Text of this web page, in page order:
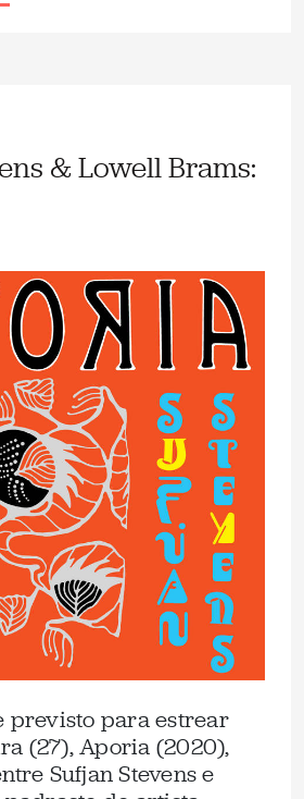
& Lowell Brams:
previsto para estrear
(27), Aporia (2020),
Sufjan Stevens e